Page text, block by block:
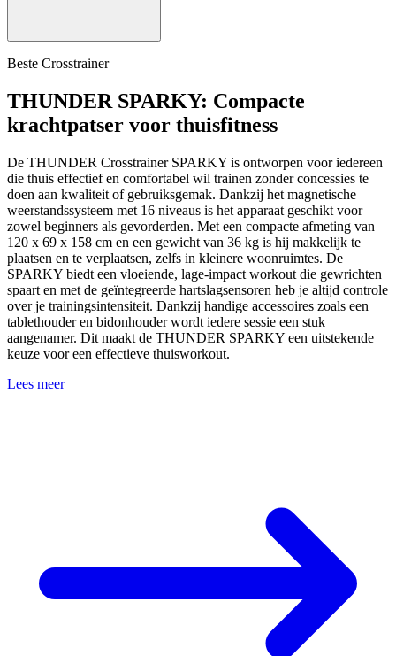
Beste Crosstrainer
THUNDER SPARKY: Compacte
krachtpatser voor thuisfitness
De THUNDER Crosstrainer SPARKY is ontworpen voor iedereen
die thuis effectief en comfortabel wil trainen zonder concessies te
doen aan kwaliteit of gebruiksgemak. Dankzij het magnetische
weerstandssysteem met 16 niveaus is het apparaat geschikt voor
zowel beginners als gevorderden. Met een compacte afmeting van
120 x 69 x 158 cm en een gewicht van 36 kg is hij makkelijk te
plaatsen en te verplaatsen, zelfs in kleinere woonruimtes. De
SPARKY biedt een vloeiende, lage-impact workout die gewrichten
spaart en met de geïntegreerde hartslagsensoren heb je altijd controle
over je trainingsintensiteit. Dankzij handige accessoires zoals een
tablethouder en bidonhouder wordt iedere sessie een stuk
aangenamer. Dit maakt de THUNDER SPARKY een uitstekende
keuze voor een effectieve thuisworkout.
Lees meer